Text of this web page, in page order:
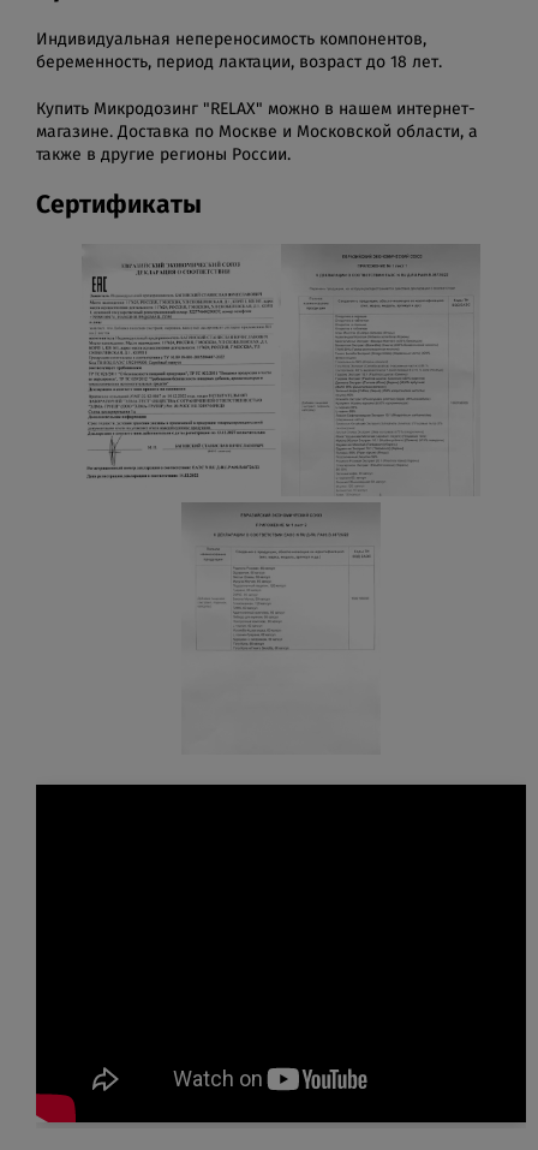
Индивидуальная непереносимость компонентов,
беременность, период лактации, возраст до 18 лет.
Купить Микродозинг "RELAX" можно в нашем интернет-
магазине. Доставка по Москве и Московской области, а
также в другие регионы России.
Сертификаты